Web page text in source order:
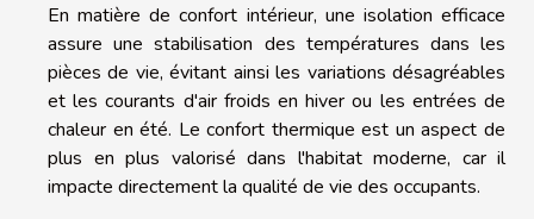
En matière de confort intérieur, une isolation efficace
assure une stabilisation des températures dans les
pièces de vie, évitant ainsi les variations désagréables
et les courants d'air froids en hiver ou les entrées de
chaleur en été. Le confort thermique est un aspect de
plus en plus valorisé dans l'habitat moderne, car il
impacte directement la qualité de vie des occupants.